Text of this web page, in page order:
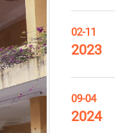
02-11
2023
09-04
2024